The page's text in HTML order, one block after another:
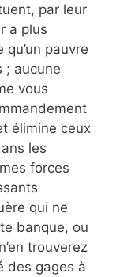
par leur
a plus
pauvre
; aucune
vous
élimine ceux
les
forces
qui ne
banque, ou
trouverez
des gages à